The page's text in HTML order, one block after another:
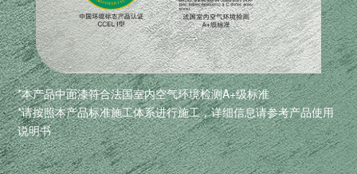
*本产品中面漆符合法国室内空气环境检测A+级标准
*请按照本产品标准施工体系进行施工，详细信息请参考产品使用
说明书